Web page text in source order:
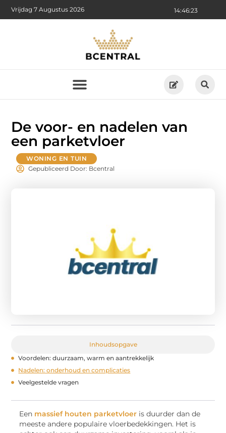
14:46:25
Vrijdag 7 Augustus 2026
De voor- en nadelen van
een parketvloer
WONING EN TUIN
Gepubliceerd Door: Bcentral
Inhoudsopgave
Voordelen: duurzaam, warm en aantrekkelijk
Nadelen: onderhoud en complicaties
Veelgestelde vragen
Een massief houten parketvloer is duurder dan de
meeste andere populaire vloerbedekkingen. Het is